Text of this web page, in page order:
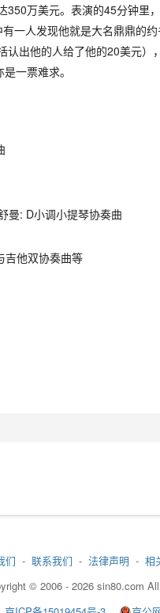
350万美元。表演的45分钟里
一人发现他就是大名鼎鼎的约
认出他的人给了他的20美元）
一票难求。
曼: D小调小提琴协奏曲
吉他双协奏曲等
们 - 联系我们 - 法律声明 - 相
© 2006 - 2026 sin80.com